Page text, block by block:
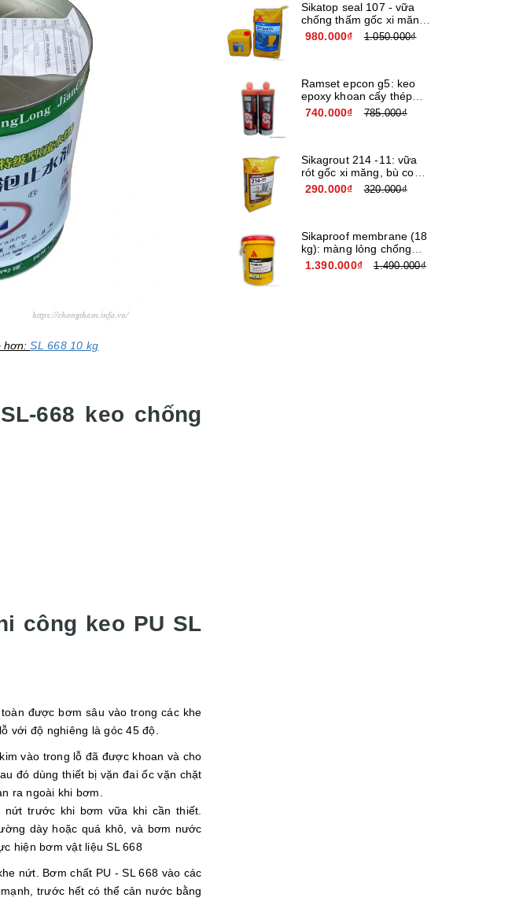
hơn:SL 668 10 kg
668 keo chống
công keo PU SL
được bơm sâu vào trong các khe
với độ nghiêng là góc 45 độ.
vào trong lỗ đã được khoan và cho
đó dùng thiết bị vặn đai ốc vặn chặt
ra ngoài khi bơm.
trước khi bơm vữa khi cần thiết.
dày hoặc quá khô, và bơm nước
hiện bơm vật liệu SL 668
nứt. Bơm chất PU - SL 668 vào các
trước hết có thể cản nước bằng
Sikatop seal 107 - vữa
chống thấm gốc xi măng
cải tiến giá rẻ
980.000₫ 1.050.000₫
Ramset epcon g5: keo
epoxy khoan cấy thép
nhập khẩu usa
740.000₫ 785.000₫
Sikagrout 214 -11: vữa
rót gốc xi măng, bù co
ngót chất lượng cao
290.000₫ 320.000₫
Sikaproof membrane (18
kg): màng lỏng chống
thấm đàn hồi cao cấp
1.390.000₫ 1.490.000₫